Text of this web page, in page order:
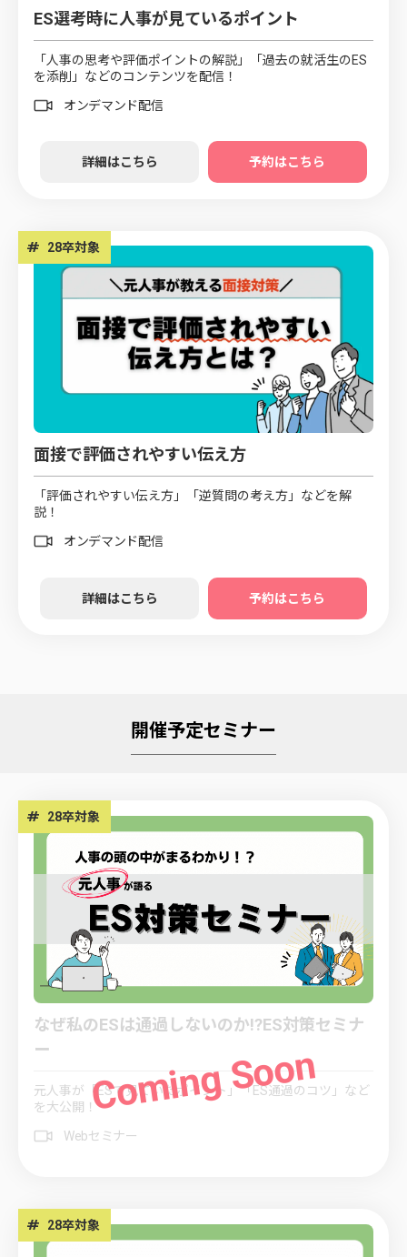
ES選考時に人事が見ているポイント
「人事の思考や評価ポイントの解説」「過去の就活生のES
を添削」などのコンテンツを配信！
オンデマンド配信
詳細はこちら 予約はこちら
# 28卒対象
面接で評価されやすい伝え方
「評価されやすい伝え方」「逆質問の考え方」などを解
説！
オンデマンド配信
詳細はこちら 予約はこちら
開催予定セミナー
# 28卒対象
なぜ私のESは通過しないのか!?ES対策セミナ
ー
元人事が「ESで見ていたポイント」「ES通過のコツ」など
を大公開！
Webセミナー
# 28卒対象